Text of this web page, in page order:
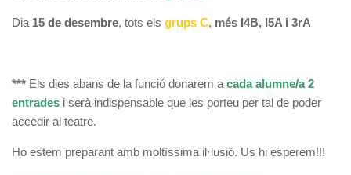
Dia 15 de desembre, tots els grups C, més I4B, I5A i 3rA
*** Els dies abans de la funció donarem a cada alumne/a 2
entrades i serà indispensable que les porteu per tal de poder
accedir al teatre.
Ho estem preparant amb moltíssima il·lusió. Us hi esperem!!!